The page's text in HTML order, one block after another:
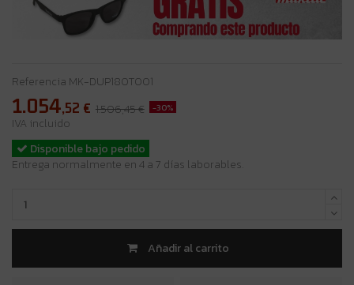
Referencia MK-DUP180T001
1.054,52 € 1.506,45 € -30%
IVA incluido
Disponible bajo pedido
Entrega normalmente en 4 a 7 días laborables.
Añadir al carrito